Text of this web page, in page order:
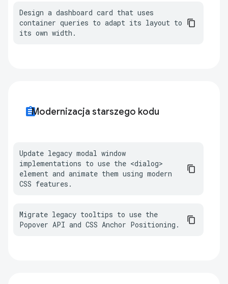
Design a dashboard card that uses
container queries to adapt its layout to
its own width.
assignmentModernizacja starszego kodu
Update legacy modal window
implementations to use the <dialog>
element and animate them using modern
CSS features.
Migrate legacy tooltips to use the
Popover API and CSS Anchor Positioning.